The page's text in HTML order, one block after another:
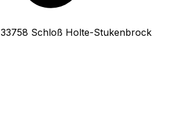
33758 Schloß Holte-Stukenbrock